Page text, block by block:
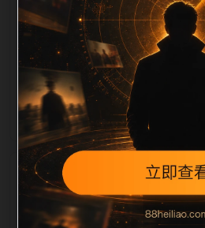
用户搜索路径补充三类信息：入
有哪些可继续阅读、移动端打
致。每次新增内容后同步检查标
canonical、主题图、alt、title
能被搜索引擎理解，也能让真实
相关问题与推荐
用户顺着栏目继续浏览。同站